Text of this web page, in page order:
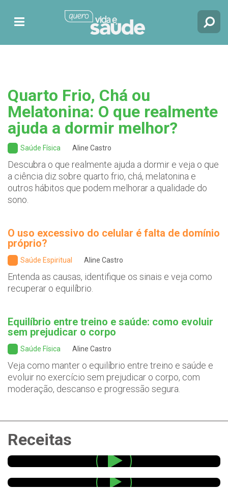
Quarto Frio, Chá ou
Melatonina: O que realmente
ajuda a dormir melhor?
Saúde Física Aline Castro
Descubra o que realmente ajuda a dormir e veja o que
a ciência diz sobre quarto frio, chá, melatonina e
outros hábitos que podem melhorar a qualidade do
sono.
O uso excessivo do celular é falta de domínio
próprio?
Saúde Espiritual Aline Castro
Entenda as causas, identifique os sinais e veja como
recuperar o equilíbrio.
Equilíbrio entre treino e saúde: como evoluir
sem prejudicar o corpo
Saúde Física Aline Castro
Veja como manter o equilíbrio entre treino e saúde e
evoluir no exercício sem prejudicar o corpo, com
moderação, descanso e progressão segura.
Receitas